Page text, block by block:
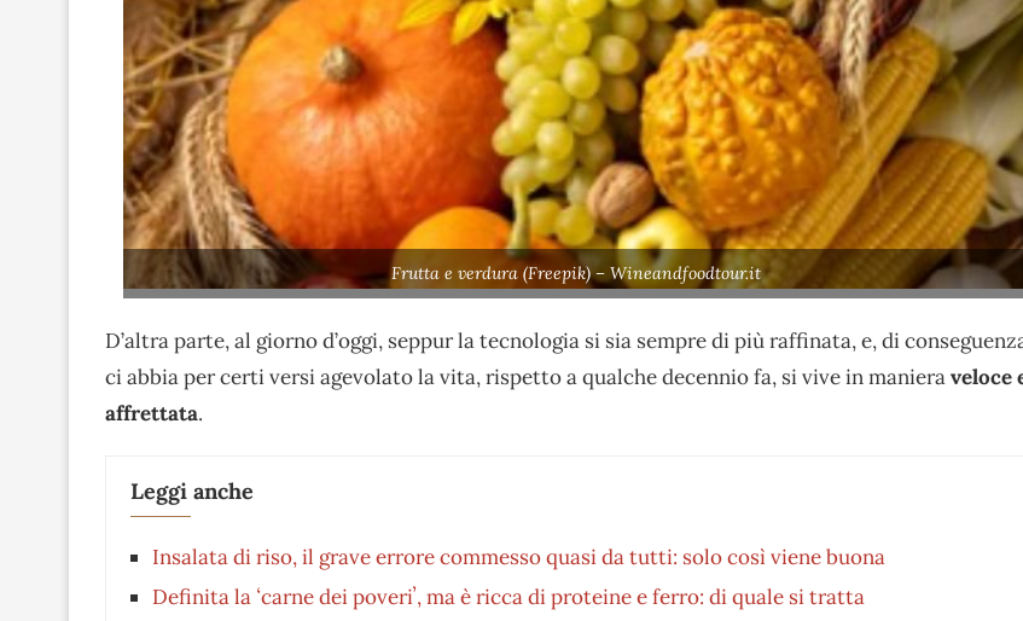
Frutta e verdura (Freepik) – Wineandfoodtour.it
D’altra parte, al giorno d’oggi, seppur la tecnologia si sia sempre di più raffinata, e, di
ci abbia per certi versi agevolato la vita, rispetto a qualche decennio fa, si vive in manieraveloce
affrettata.
Leggi anche
Insalata di riso, il grave errore commesso quasi da tutti: solo così viene buona
Definita la ʻcarne dei poveriʼ, ma è ricca di proteine e ferro: di quale si tratta